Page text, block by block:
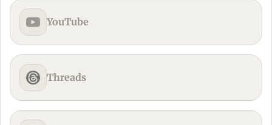
YouTube
Threads